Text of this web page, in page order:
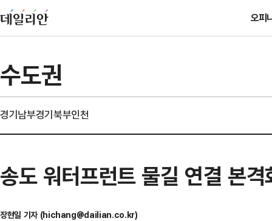
오피
수도권
경기남부경기북부인천
송도 워터프런트 물길 연결 본
장현일 기자 (hichang@dailian.co.kr)